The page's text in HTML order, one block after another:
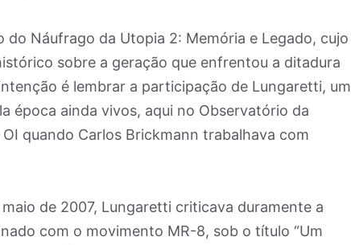
Náufrago da Utopia 2: Memória e Legado, cujo
sobre a geração que enfrentou a ditadura
é lembrar a participação de Lungaretti, um
época ainda vivos, aqui no Observatório da
quando Carlos Brickmann trabalhava com
de 2007, Lungaretti criticava duramente a
com o movimento MR-8, sob o título “Um